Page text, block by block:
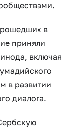
в
приняли
включая
в развитии
диалога.